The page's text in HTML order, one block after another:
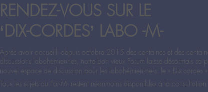
RENDEZ-VOUS SUR LE
‘DIX-CORDES’ LABO -M-
Après avoir accueilli depuis octobre 2015 des centaines et des
discussions labohémiennes, notre bon vieux Forum laisse désormais sa
nouvel espace de discussion pour les labohémien‧ne‧s: le « Dix-cordes ».
Tous les sujets du For-M- restent néanmoins disponibles à la consultation